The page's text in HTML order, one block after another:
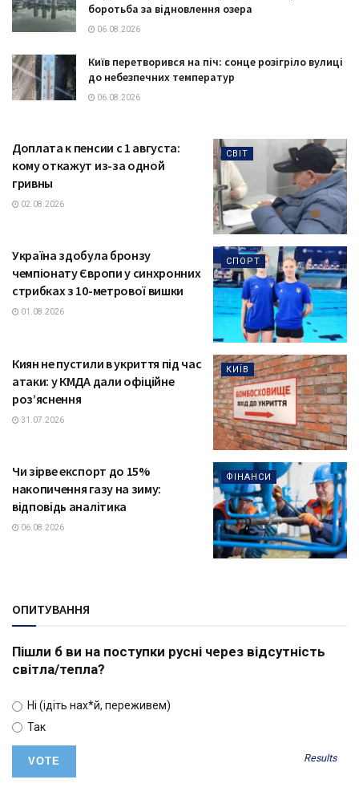
боротьба за відновлення озера
06.08.2026
Київ перетворився на піч: сонце розігріло вулиці
до небезпечних температур
06.08.2026
СВІТ
Доплата к пенсии с 1 августа:
кому откажут из-за одной
гривны
02.08.2026
СПОРТ
Україна здобула бронзу
чемпіонату Європи у синхронних
стрибках з 10-метрової вишки
01.08.2026
КИЇВ
Киян не пустили в укриття під час
атаки: у КМДА дали офіційне
роз’яснення
31.07.2026
ФІНАНСИ
Чи зірве експорт до 15%
накопичення газу на зиму:
відповідь аналітика
06.08.2026
ОПИТУВАННЯ
Пішли б ви на поступки русні через відсутність
світла/тепла?
Ні (ідіть нах*й, переживем)
Так
Results